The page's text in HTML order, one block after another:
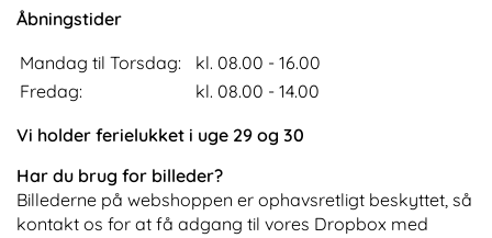
Åbningstider
Mandag til Torsdag:
kl. 08.00 - 16.00
Fredag:
kl. 08.00 - 14.00
Vi holder ferielukket i uge 29 og 30
Har du brug for billeder?
Billederne på webshoppen er ophavsretligt beskyttet, så
kontakt os for at få adgang til vores Dropbox med